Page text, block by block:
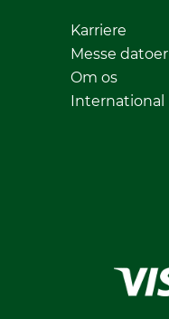
Karriere
Messe datoer
Om os
International